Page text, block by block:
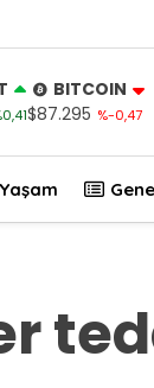
BITCOIN
$87.295 %-0,47
Yaşam